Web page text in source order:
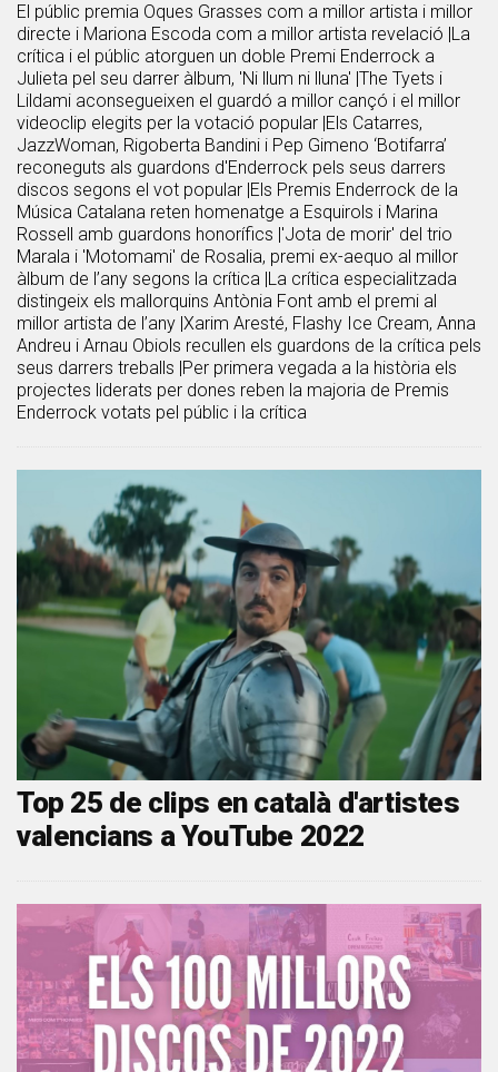
El públic premia Oques Grasses com a millor artista i millor
directe i Mariona Escoda com a millor artista revelació |La
crítica i el públic atorguen un doble Premi Enderrock a
Julieta pel seu darrer àlbum, 'Ni llum ni lluna' |The Tyets i
Lildami aconsegueixen el guardó a millor cançó i el millor
videoclip elegits per la votació popular |Els Catarres,
JazzWoman, Rigoberta Bandini i Pep Gimeno ‘Botifarra’
reconeguts als guardons d'Enderrock pels seus darrers
discos segons el vot popular |Els Premis Enderrock de la
Música Catalana reten homenatge a Esquirols i Marina
Rossell amb guardons honorífics |'Jota de morir' del trio
Marala i 'Motomami' de Rosalia, premi ex-aequo al millor
àlbum de l’any segons la crítica |La crítica especialitzada
distingeix els mallorquins Antònia Font amb el premi al
millor artista de l’any |Xarim Aresté, Flashy Ice Cream, Anna
Andreu i Arnau Obiols recullen els guardons de la crítica pels
seus darrers treballs |Per primera vegada a la història els
projectes liderats per dones reben la majoria de Premis
Enderrock votats pel públic i la crítica
Top 25 de clips en català d'artistes
valencians a YouTube 2022